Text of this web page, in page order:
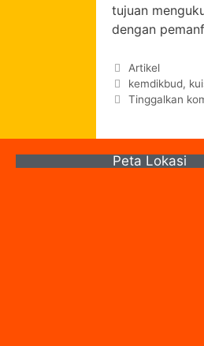
tujuan
dengan
Artikel
kemdikbud,
Tinggalkan
Peta Lokasi